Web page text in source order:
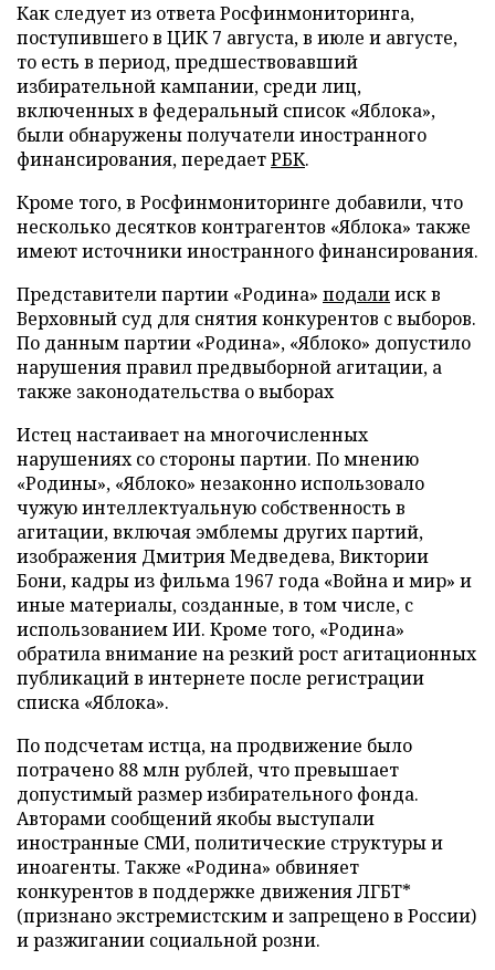
Как следует из ответа Росфинмониторинга,
поступившего в ЦИК 7 августа, в июле и августе,
то есть в период, предшествовавший
избирательной кампании, среди лиц,
включенных в федеральный список «Яблока»,
были обнаружены получатели иностранного
финансирования, передаетРБК.
Кроме того, в Росфинмониторинге добавили, что
несколько десятков контрагентов «Яблока» также
имеют источники иностранного финансирования.
Представители партии «Родина» подалииск в
Верховный суд для снятия конкурентов с выборов.
По данным партии «Родина», «Яблоко» допустило
нарушения правил предвыборной агитации, а
также законодательства о выборах
Истец настаивает на многочисленных
нарушениях со стороны партии. По мнению
«Родины», «Яблоко» незаконно использовало
чужую интеллектуальную собственность в
агитации, включая эмблемы других партий,
изображения Дмитрия Медведева, Виктории
Бони, кадры из фильма 1967 года «Война и мир» и
иные материалы, созданные, в том числе, с
использованием ИИ. Кроме того, «Родина»
обратила внимание на резкий рост агитационных
публикаций в интернете после регистрации
списка «Яблока».
По подсчетам истца, на продвижение было
потрачено 88 млн рублей, что превышает
допустимый размер избирательного фонда.
Авторами сообщений якобы выступали
иностранные СМИ, политические структуры и
иноагенты. Также «Родина» обвиняет
конкурентов в поддержке движения ЛГБТ*
(признано экстремистским и запрещено в России)
и разжигании социальной розни.